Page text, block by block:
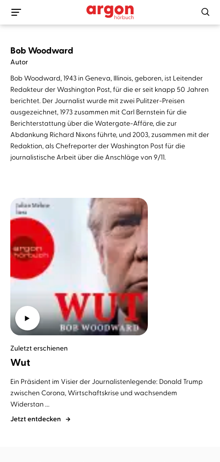
Bob Woodward
Autor
Bob Woodward, 1943 in Geneva, Illinois, geboren, ist Leitender
Redakteur der Washington Post, für die er seit knapp 50 Jahren
berichtet. Der Journalist wurde mit zwei Pulitzer-Preisen
ausgezeichnet, 1973 zusammen mit Carl Bernstein für die
Berichterstattung über die Watergate-Affäre, die zur
Abdankung Richard Nixons führte, und 2003, zusammen mit der
Redaktion, als Chefreporter der Washington Post für die
journalistische Arbeit über die Anschläge von 9/11.
Zuletzt erschienen
Wut
Ein Präsident im Visier der Journalistenlegende: Donald Trump
zwischen Corona, Wirtschaftskrise und wachsendem
Widerstan ...
Jetzt entdecken